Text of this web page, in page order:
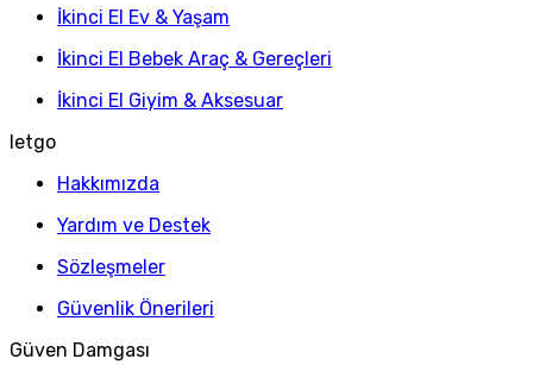
İkinci El Ev & Yaşam
İkinci El Bebek Araç & Gereçleri
İkinci El Giyim & Aksesuar
letgo
Hakkımızda
Yardım ve Destek
Sözleşmeler
Güvenlik Önerileri
Güven Damgası